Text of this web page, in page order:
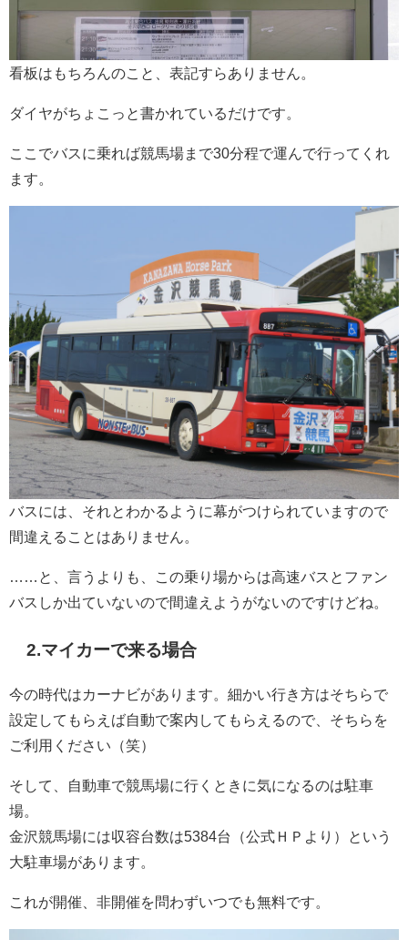
看板はもちろんのこと、表記すらありません。
ダイヤがちょこっと書かれているだけです。
ここでバスに乗れば競馬場まで30分程で運んで行ってくれ
ます。
バスには、それとわかるように幕がつけられていますので
間違えることはありません。
……と、言うよりも、この乗り場からは高速バスとファン
バスしか出ていないので間違えようがないのですけどね。
2.マイカーで来る場合
今の時代はカーナビがあります。細かい行き方はそちらで
設定してもらえば自動で案内してもらえるので、そちらを
ご利用ください（笑）
そして、自動車で競馬場に行くときに気になるのは駐車
場。
金沢競馬場には収容台数は5384台（公式ＨＰより）という
大駐車場があります。
これが開催、非開催を問わずいつでも無料です。